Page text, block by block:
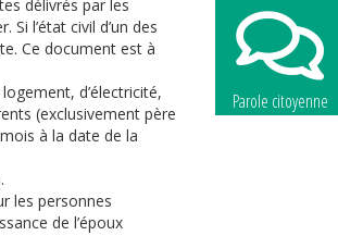
délivrés par les
l’état civil d’un des
Ce document est à
d’électricité,
(exclusivement père
à la date de la
les personnes
de l’époux
Parole citoyenne